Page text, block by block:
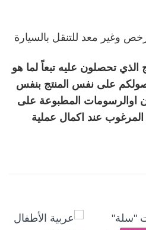
وغير معد للتنقل بالسيارة
الذي تحصلون عليه تبعاً لما هو
على نفس المنتج بنفس
اوالرسومات المطبوعة على
المرغوب عند اكمال عملية